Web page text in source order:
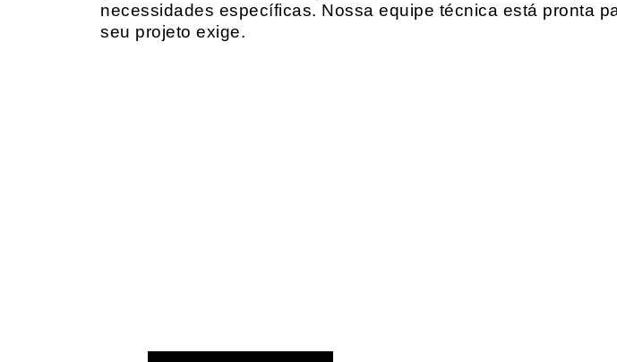
necessidades específicas. Nossa equipe técnica está pronta
seu projeto exige.